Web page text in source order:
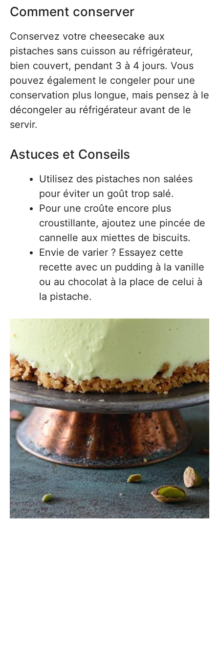
Comment conserver
Conservez votre cheesecake aux
pistaches sans cuisson au réfrigérateur,
bien couvert, pendant 3 à 4 jours. Vous
pouvez également le congeler pour une
conservation plus longue, mais pensez à le
décongeler au réfrigérateur avant de le
servir.
Astuces et Conseils
Utilisez des pistaches non salées
pour éviter un goût trop salé.
Pour une croûte encore plus
croustillante, ajoutez une pincée de
cannelle aux miettes de biscuits.
Envie de varier ? Essayez cette
recette avec un pudding à la vanille
ou au chocolat à la place de celui à
la pistache.